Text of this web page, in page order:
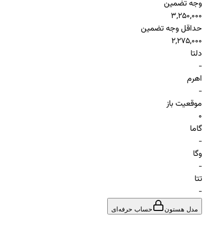
وجه تضمین
3,250,000
حداقل وجه تضمین
2,275,000
دلتا
-
اهرم
-
موقعیت باز
0
گاما
-
وگا
-
تتا
-
مدل هستون حساب حرفه‌ای